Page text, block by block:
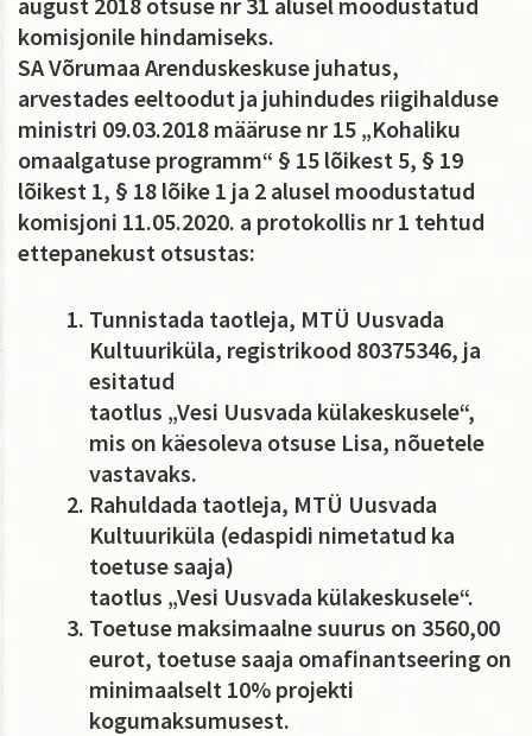
komisjonile hindamiseks.
SA Võrumaa Arenduskeskuse juhatus,
arvestades eeltoodut ja juhindudes riigihalduse
ministri 09.03.2018 määruse nr 15 „Kohaliku
omaalgatuse programm“ § 15 lõikest 5, § 19
lõikest 1, § 18 lõike 1 ja 2 alusel moodustatud
komisjoni 11.05.2020. a protokollis nr 1 tehtud
ettepanekust otsustas:
Tunnistada taotleja, MTÜ Uusvada
Kultuuriküla, registrikood 80375346, ja
esitatud
taotlus „Vesi Uusvada külakeskusele“,
mis on käesoleva otsuse Lisa, nõuetele
vastavaks.
Rahuldada taotleja, MTÜ Uusvada
Kultuuriküla (edaspidi nimetatud ka
toetuse saaja)
taotlus „Vesi Uusvada külakeskusele“.
Toetuse maksimaalne suurus on 3560,00
eurot, toetuse saaja omafinantseering on
minimaalselt 10% projekti
kogumaksumusest.